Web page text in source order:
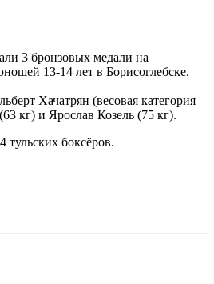
3 бронзовых медали на
13-14 лет в Борисоглебске.
Хачатрян (весовая категория
кг) и Ярослав Козель (75 кг).
тульских боксёров.